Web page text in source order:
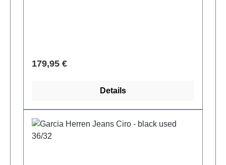
Verkaufspreis:
179,95 €
Details